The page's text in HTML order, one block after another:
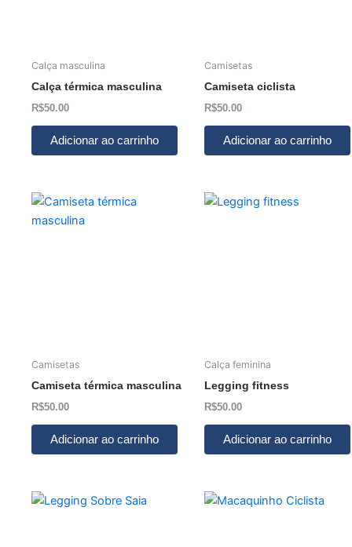
Calça masculina
Calça térmica masculina
R$50.00
Adicionar ao carrinho
Camisetas
Camiseta ciclista
R$50.00
Adicionar ao carrinho
Camisetas
Camiseta térmica masculina
R$50.00
Adicionar ao carrinho
Calça feminina
Legging fitness
R$50.00
Adicionar ao carrinho